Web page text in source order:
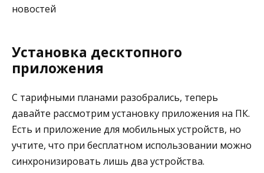
новостей
Установка десктопного
приложения
С тарифными планами разобрались, теперь
давайте рассмотрим установку приложения на ПК.
Есть и приложение для мобильных устройств, но
учтите, что при бесплатном использовании можно
синхронизировать лишь два устройства.